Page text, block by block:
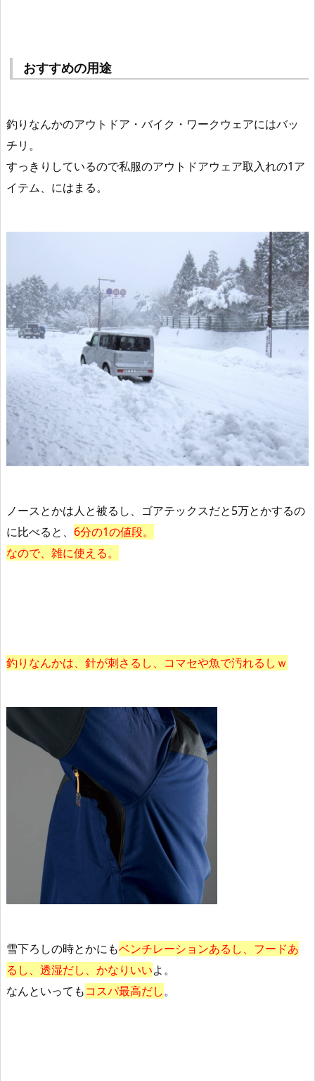
おすすめの用途
釣りなんかのアウトドア・バイク・ワークウェアにはバッ
チリ。
すっきりしているので私服のアウトドアウェア取入れの1ア
イテム、にはまる。
ノースとかは人と被るし、ゴアテックスだと5万とかするの
に比べると、 6分の1の値段。
なので、雑に使える。
釣りなんかは、針が刺さるし、コマセや魚で汚れるしｗ
雪下ろしの時とかにもベンチレーションあるし、フードあ
るし、透湿だし、かなりいいよ。
なんといってもコスパ最高だし。